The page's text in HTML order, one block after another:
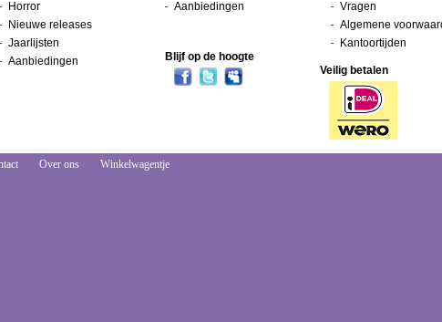
Horror
Nieuwe releases
Jaarlijsten
Aanbiedingen
Aanbiedingen
Vragen
Algemene
Kantoortijden
Blijf op de hoogte
Veilig betalen
Over ons Winkelwagentje